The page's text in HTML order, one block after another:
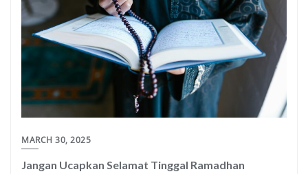
MARCH 30, 2025
Jangan Ucapkan Selamat Tinggal Ramadhan